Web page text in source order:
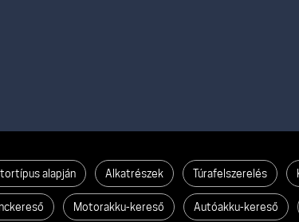
alapján Alkatrészek Túrafelszerelés
Motorakku-kereső Autóakku-kereső